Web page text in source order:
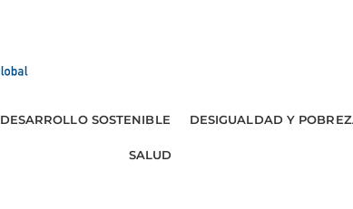
DESARROLLO SOSTENIBLE DESIGUALDAD Y
SALUD